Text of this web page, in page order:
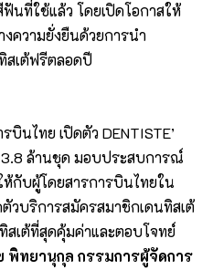
นที่ใช้แล้ว โดยเปิดโอกาสให้
ความยั่งยืนด้วยการนำ
สเต้ฟรีตลอดปี
นไทย เปิดตัว DENTISTE’
3.8 ล้านชุด มอบประสบการณ์
กับผู้โดยสารการบินไทยใน
วบริการสมัครสมาชิกเดนทิสเต้
เต้ที่สุดคุ้มค่าและตอบโจทย์
พิทยานุกุล กรรมการผู้จัดการ